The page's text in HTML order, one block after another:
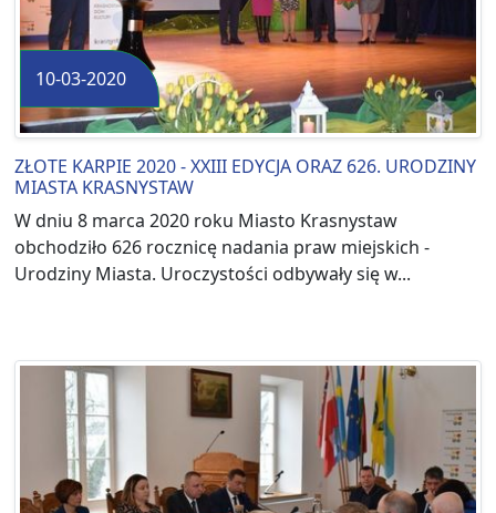
10-03-2020
ZŁOTE KARPIE 2020 - XXIII EDYCJA ORAZ 626. URODZINY
MIASTA KRASNYSTAW
W dniu 8 marca 2020 roku Miasto Krasnystaw
obchodziło 626 rocznicę nadania praw miejskich -
Urodziny Miasta. Uroczystości odbywały się w...